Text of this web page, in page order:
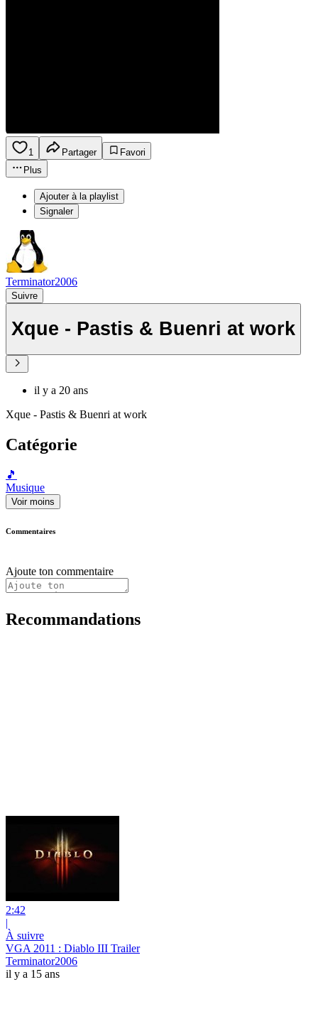
1 Partager
Favori
Plus
Ajouter à la playlist
Signaler
Terminator2006
Suivre
Xque - Pastis & Buenri at work
il y a 20 ans
Xque - Pastis & Buenri at work
Catégorie
🎵
Musique
Voir moins
Commentaires
Ajoute ton commentaire
Recommandations
2:42
|
À suivre
VGA 2011 : Diablo III Trailer
Terminator2006
il y a 15 ans